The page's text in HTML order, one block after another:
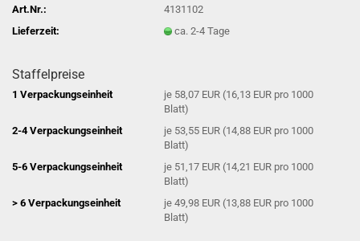
Art.Nr.:
4131102
Lieferzeit:
ca. 2-4 Tage
Staffelpreise
1 Verpackungseinheit
je 58,07 EUR (16,13 EUR pro 1000
Blatt)
2-4 Verpackungseinheit
je 53,55 EUR (14,88 EUR pro 1000
Blatt)
5-6 Verpackungseinheit
je 51,17 EUR (14,21 EUR pro 1000
Blatt)
> 6 Verpackungseinheit
je 49,98 EUR (13,88 EUR pro 1000
Blatt)